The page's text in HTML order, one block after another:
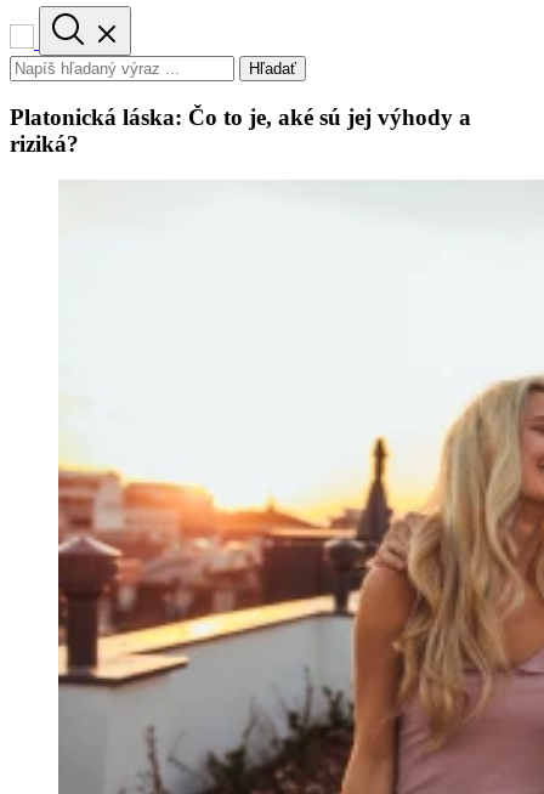
Hľadať
Platonická láska: Čo to je, aké sú jej výhody a
riziká?